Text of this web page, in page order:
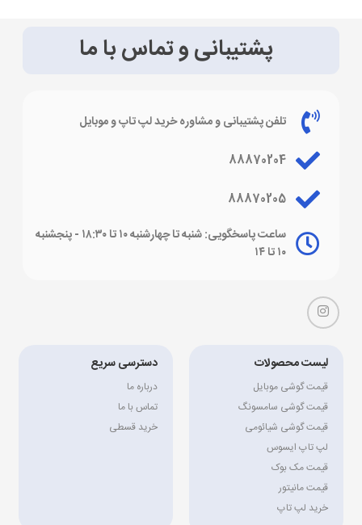
پشتیبانی و تماس با ما
تلفن پشتیبانی و مشاوره خرید لپ تاپ و موبایل
88870204
88870205
ساعت پاسخگویی: شنبه تا چهارشنبه ۱۰ تا ۱۸:۳۰ - پنجشنبه
۱۰ تا ۱۴
لیست محصولات
قیمت گوشی موبایل
قیمت گوشی سامسونگ
قیمت گوشی شیائومی
لپ تاپ ایسوس
قیمت مک بوک
قیمت مانیتور
خرید لپ تاپ
دسترسی سریع
درباره ما
تماس با ما
خرید قسطی